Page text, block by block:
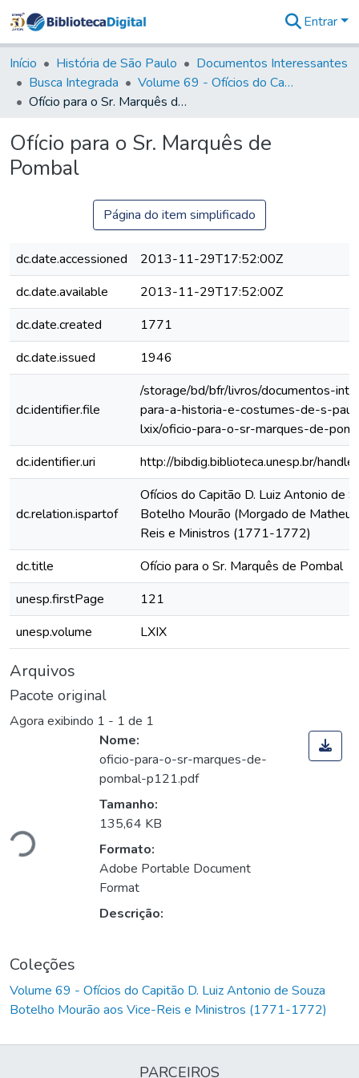
&
Coleções
Tudo na
Biblioteca
Estatísticas
Entrar
Início História de São Paulo
Documentos Interessantes
Busca Integrada
Volume 69 - Ofícios do Capitão D. Luiz Antonio de Souza Botelho Mourão aos Vice-Reis e Ministros (1771-1772)
Ofício para o Sr. Marquês de Pombal
Ofício para o Sr. Marquês de
Pombal
Página do item simplificado
dc.date.accessioned
2013-11-29T17:52:00Z
dc.date.available
2013-11-29T17:52:00Z
dc.date.created
1771
dc.date.issued
1946
dc.identifier.file
/storage/bd/bfr/livros/documentos-
para-a-historia-e-costumes-de-s-
lxix/oficio-para-o-sr-marques-de-
dc.identifier.uri
http://bibdig.biblioteca.unesp.br/
dc.relation.ispartof
Ofícios do Capitão D. Luiz Antonio de
Botelho Mourão (Morgado de
Reis e Ministros (1771-1772)
dc.title
Ofício para o Sr. Marquês de Pombal
unesp.firstPage
121
unesp.volume
LXIX
Arquivos
Pacote original
Agora exibindo 1 - 1 de 1
Nome:
oficio-para-o-sr-marques-de-
pombal-p121.pdf
Tamanho:
135,64 KB
Formato:
Adobe Portable Document
Format
Descrição:
Coleções
Volume 69 - Ofícios do Capitão D. Luiz Antonio de Souza
Botelho Mourão aos Vice-Reis e Ministros (1771-1772)
PARCEIROS